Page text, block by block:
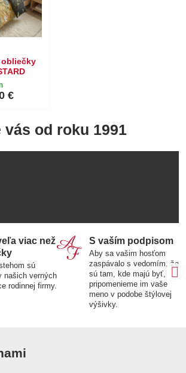
obliečky
€
vás od roku 1991
viac než
sú
našich verných
rodinnej firmy.
S vaším podpisom
Aby sa vašim hosťom
zaspávalo s vedomím, že
sú tam, kde majú byť,
pripomenieme im vaše
meno v podobe štýlovej
výšivky.